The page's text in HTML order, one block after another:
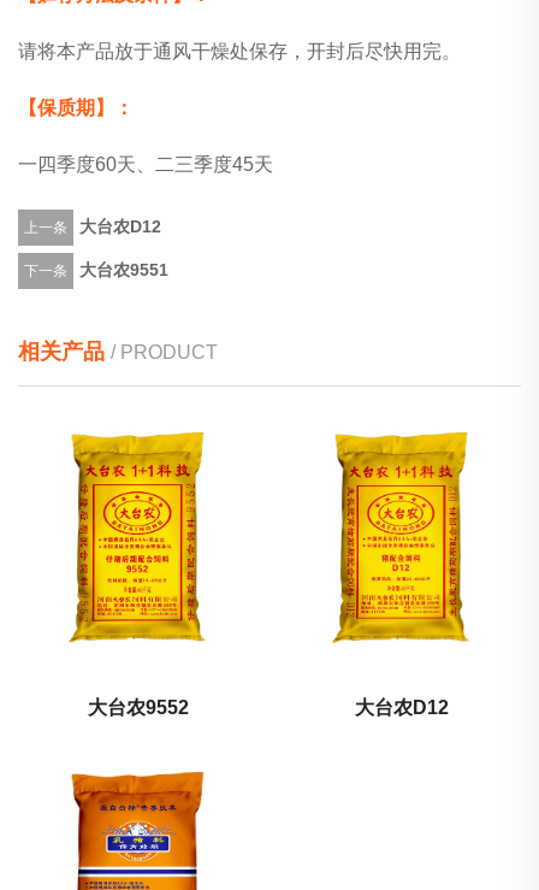
请将本产品放于通风干燥处保存，开封后尽快用完。
【保质期】：
一四季度60天、二三季度45天
上一条 大台农D12
下一条 大台农9551
相关产品 / PRODUCT
大台农9552 大台农D12